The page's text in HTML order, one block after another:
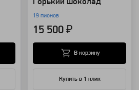
Горький шоколад
19 пионов
15 500 ₽
Купить в 1 клик
В корзину